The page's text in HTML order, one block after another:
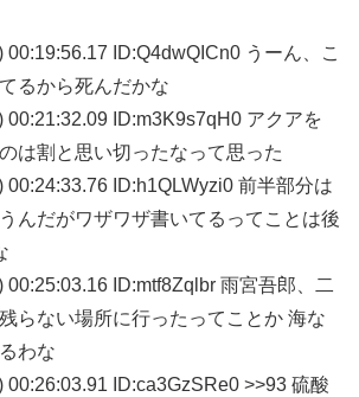
00:19:56.17 ID:Q4dwQICn0 うーん、こ
るから死んだかな
00:21:32.09 ID:m3K9s7qH0 アクアを
は割と思い切ったなって思った
00:24:33.76 ID:h1QLWyzi0 前半部分は
んだがワザワザ書いてるってことは後
00:25:03.16 ID:mtf8Zqlbr 雨宮吾郎、二
らない場所に行ったってことか 海な
わな
00:26:03.91 ID:ca3GzSRe0 >>93 硫酸